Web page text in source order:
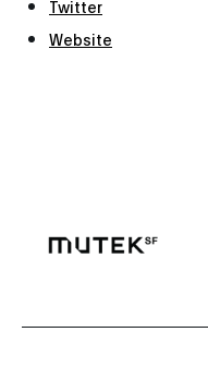
Twitter
Website